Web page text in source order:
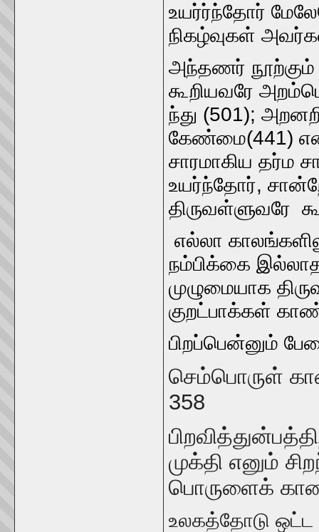
உயர்ர்ந்தோர்
நிகழ்வுகள்
அந்தணர் நூற்கும்
கூறியவரே
ந்து (501);
கேண்மை(441)
சாரமாகிய தர்ம
உயர்ந்தோர்,
திருவள்ளுவரே
எல்லா
நம்பிக்கை
முழுமையாக
குறட்பாக்கள்
பிறப்பென்னும்
செம்பொருள்
358
முக்தி எனும்
பொருளைக்
உலகத்தோடு ஒட்ட